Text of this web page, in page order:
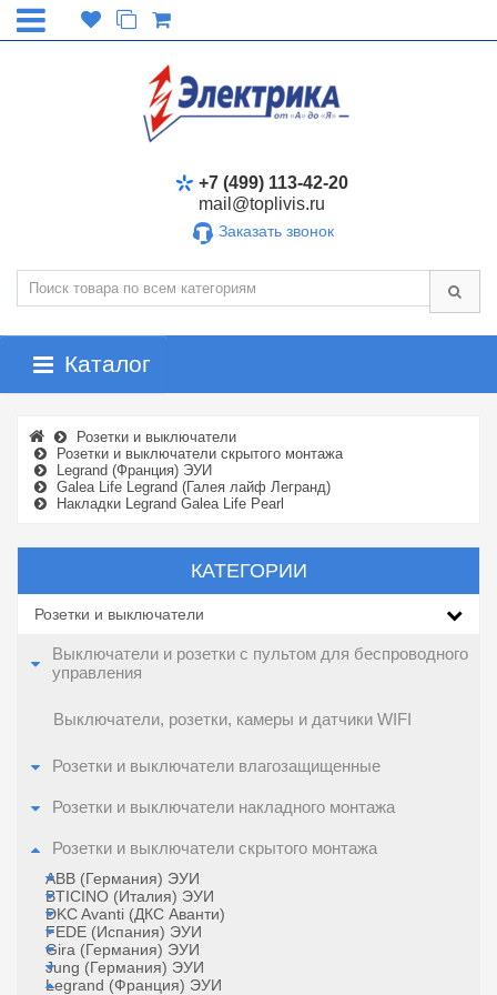
+7 (499) 113-42-20
mail@toplivis.ru
Заказать звонок
Каталог
Розетки и выключатели
Розетки и выключатели скрытого монтажа
Legrand (Франция) ЭУИ
Galea Life Legrand (Галея лайф Легранд)
Накладки Legrand Galea Life Pearl
КАТЕГОРИИ
Розетки и выключатели
Выключатели и розетки с пультом для беспроводного
управления
Выключатели, розетки, камеры и датчики WIFI
Розетки и выключатели влагозащищенные
Розетки и выключатели накладного монтажа
Розетки и выключатели скрытого монтажа
ABB (Германия) ЭУИ
BTICINO (Италия) ЭУИ
DKC Avanti (ДКС Аванти)
FEDE (Испания) ЭУИ
Gira (Германия) ЭУИ
Jung (Германия) ЭУИ
Legrand (Франция) ЭУИ